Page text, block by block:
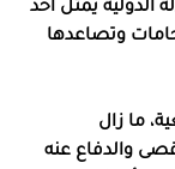
الدولية يمثل أحد
وتصاعدها
ما زال
والدفاع عنه